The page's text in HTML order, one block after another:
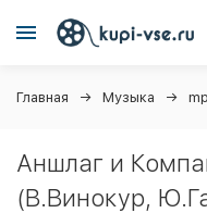
Главная Музыка
Аншлаг и
(В.Винокур,